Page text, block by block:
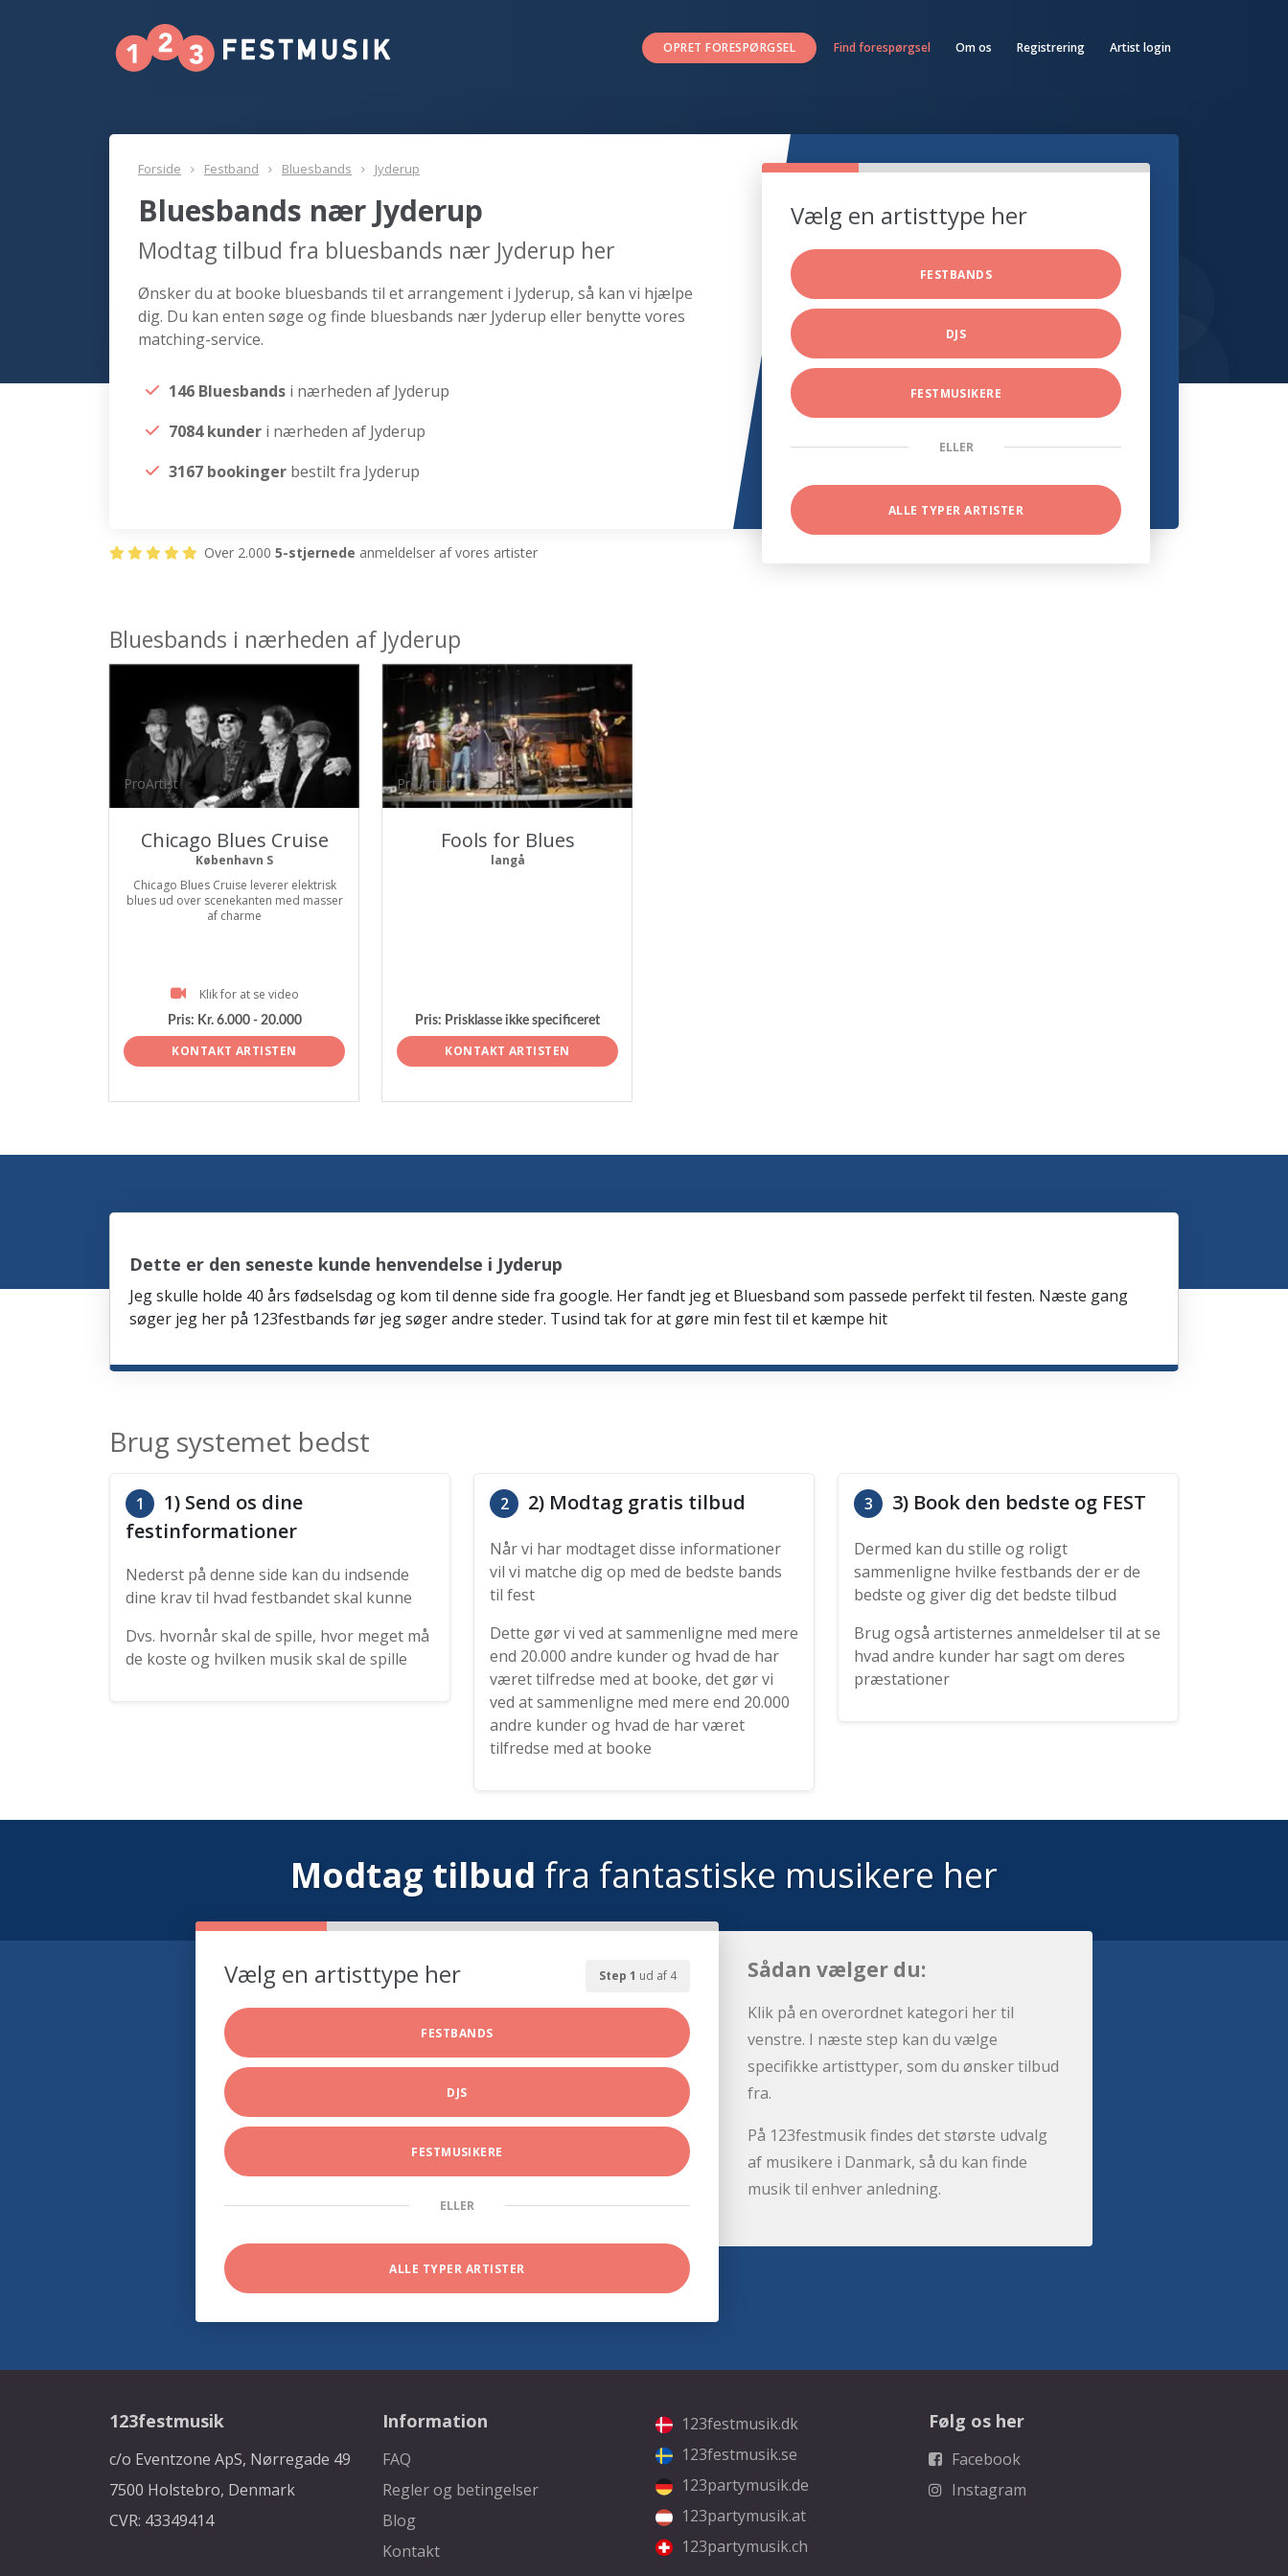
OPRET FORESPØRGSEL Find forespørgsel Om os Registrering Artist login
Forside Festband Bluesbands Jyderup
Bluesbands nær Jyderup
Modtag tilbud fra bluesbands nær Jyderup her
Ønsker du at booke bluesbands til et arrangement i Jyderup, så kan vi hjælpe
dig. Du kan enten søge og finde bluesbands nær Jyderup eller benytte vores
matching-service.
146 Bluesbands i nærheden af Jyderup
7084 kunder i nærheden af Jyderup
3167 bookinger bestilt fra Jyderup
Vælg en artisttype her
FESTBANDS
DJS
FESTMUSIKERE
ELLER
ALLE TYPER ARTISTER
Over 2.000 5-stjernede anmeldelser af vores artister
Bluesbands i nærheden af Jyderup
ProArtist
Chicago Blues Cruise
København S
Chicago Blues Cruise leverer elektrisk
blues ud over scenekanten med masser
af charme
Klik for at se video
Pris: Kr. 6.000 - 20.000
KONTAKT ARTISTEN
ProArtist
Fools for Blues
langå
Pris: Prisklasse ikke specificeret
KONTAKT ARTISTEN
Dette er den seneste kunde henvendelse i Jyderup
Jeg skulle holde 40 års fødselsdag og kom til denne side fra google. Her fandt jeg et Bluesband som passede perfekt til festen. Næste gang
søger jeg her på 123festbands før jeg søger andre steder. Tusind tak for at gøre min fest til et kæmpe hit
Brug systemet bedst
1
1) Send os dine
festinformationer
Nederst på denne side kan du indsende
dine krav til hvad festbandet skal kunne
Dvs. hvornår skal de spille, hvor meget må
de koste og hvilken musik skal de spille
2 2) Modtag gratis tilbud
Når vi har modtaget disse informationer
vil vi matche dig op med de bedste bands
til fest
Dette gør vi ved at sammenligne med mere
end 20.000 andre kunder og hvad de har
været tilfredse med at booke, det gør vi
ved at sammenligne med mere end 20.000
andre kunder og hvad de har været
tilfredse med at booke
3 3) Book den bedste og FEST
Dermed kan du stille og roligt
sammenligne hvilke festbands der er de
bedste og giver dig det bedste tilbud
Brug også artisternes anmeldelser til at se
hvad andre kunder har sagt om deres
præstationer
Modtag tilbud fra fantastiske musikere her
Step 1 ud af 4
Vælg en artisttype her
FESTBANDS
DJS
FESTMUSIKERE
ELLER
ALLE TYPER ARTISTER
Sådan vælger du:
Klik på en overordnet kategori her til
venstre. I næste step kan du vælge
specifikke artisttyper, som du ønsker tilbud
fra.
På 123festmusik findes det største udvalg
af musikere i Danmark, så du kan finde
musik til enhver anledning.
123festmusik
c/o Eventzone ApS, Nørregade 49
7500 Holstebro, Denmark
CVR: 43349414
Information
FAQ
Regler og betingelser
Blog
Kontakt
123festmusik.dk
123festmusik.se
123partymusik.de
123partymusik.at
123partymusik.ch
Følg os her
Facebook
Instagram